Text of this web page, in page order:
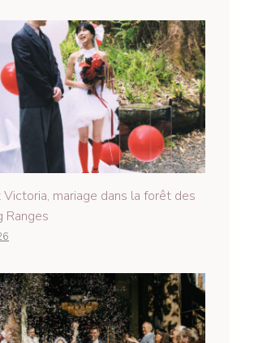
mariage dans la forêt des
Ranges